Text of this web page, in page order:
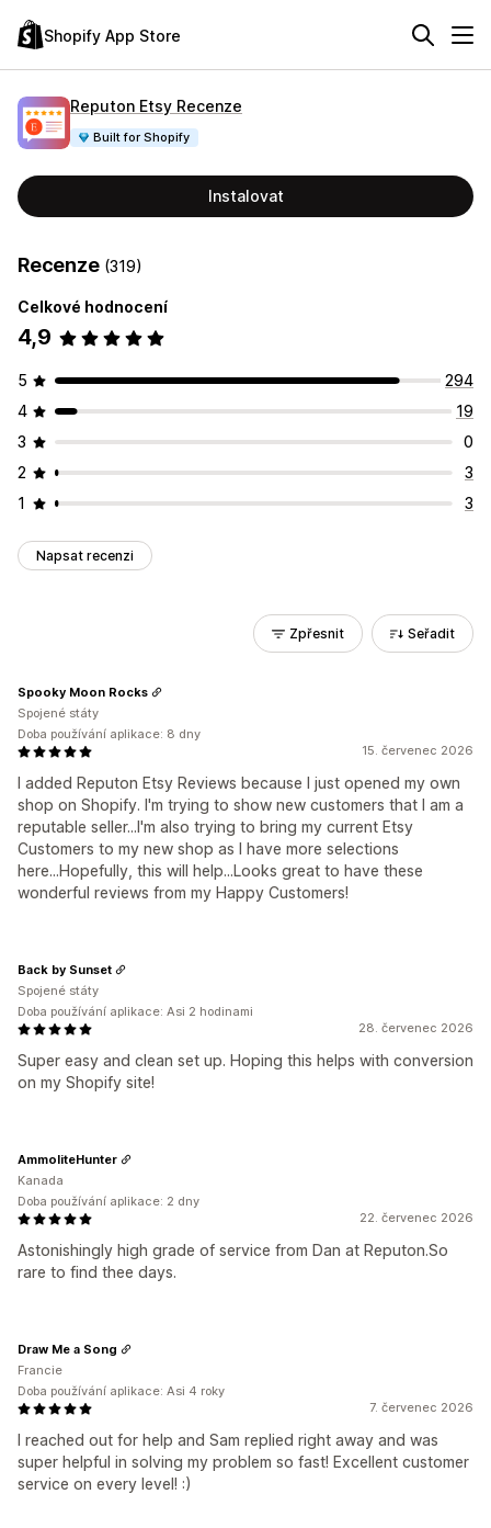
Shopify App Store
Reputon Etsy Recenze
Built for Shopify
Instalovat
Recenze (319)
Celkové hodnocení
4,9
5
294
4
19
3
0
2
3
1
3
Napsat recenzi
Zpřesnit Seřadit
15. červenec 2026
I added Reputon Etsy Reviews because I just opened my own
shop on Shopify. I'm trying to show new customers that I am a
reputable seller...I'm also trying to bring my current Etsy
Customers to my new shop as I have more selections
here...Hopefully, this will help...Looks great to have these
wonderful reviews from my Happy Customers!
Spooky Moon Rocks
Spojené státy
Doba používání aplikace: 8 dny
28. červenec 2026
Super easy and clean set up. Hoping this helps with conversion
on my Shopify site!
Back by Sunset
Spojené státy
Doba používání aplikace: Asi 2 hodinami
22. červenec 2026
Astonishingly high grade of service from Dan at Reputon.So
rare to find thee days.
AmmoliteHunter
Kanada
Doba používání aplikace: 2 dny
7. červenec 2026
I reached out for help and Sam replied right away and was
super helpful in solving my problem so fast! Excellent customer
service on every level! :)
Draw Me a Song
Francie
Doba používání aplikace: Asi 4 roky